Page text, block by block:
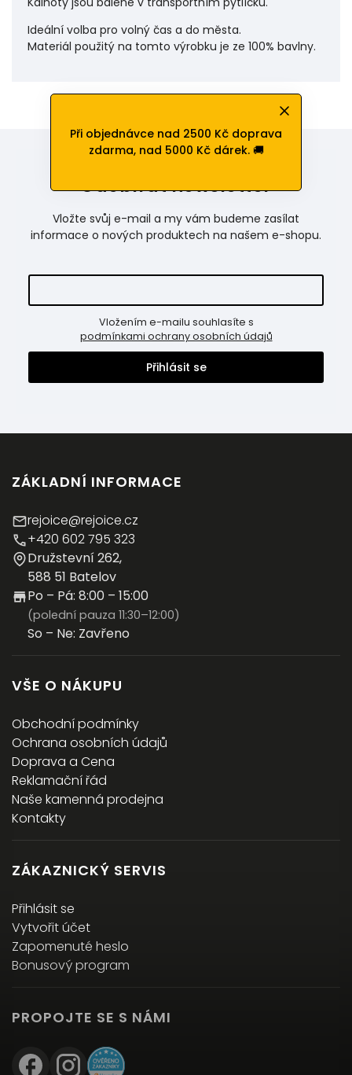
Při objednávce nad 2500 Kč doprava
zdarma, nad 5000 Kč dárek. 🚚
Ideální volba pro volný čas a do města.
Materiál použitý na tomto výrobku je ze 100% bavlny.
Odebírat newsletter
Vložte svůj e-mail a my vám budeme zasílat
informace o nových produktech na našem e-shopu.
podmínkami ochrany osobních údajů
Přihlásit se
ZÁKLADNÍ INFORMACE
rejoice@rejoice.cz
+420 602 795 323
Družstevní 262,
588 51 Batelov
Po – Pá: 8:00 – 15:00
(polední pauza 11:30–12:00)
So – Ne: Zavřeno
VŠE O NÁKUPU
Obchodní podmínky
Ochrana osobních údajů
Doprava a Cena
Reklamační řád
Naše kamenná prodejna
Kontakty
ZÁKAZNICKÝ SERVIS
Přihlásit se
Vytvořit účet
Zapomenuté heslo
Bonusový program
PROPOJTE SE S NÁMI